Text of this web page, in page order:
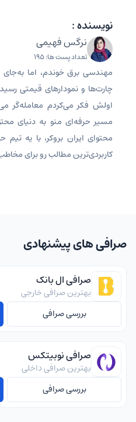
نویسنده :
نرگس فهیمی
تعداد پست ها: 195
مهندسی برق خوندم، اما به‌جای
اولش فکر می‌کردم معامله‌گر
مسیر حرفه‌ای منو به دنیای
محتوای ایران بروکر، با یه
کاربردی‌ترین مطالب رو برای
صرافی های پیشنهادی
صرافی ال بانک
بهترین صرافی خارجی
بررسی صرافی
صرافی نوبیتکس
بهترین صرافی داخلی
بررسی صرافی